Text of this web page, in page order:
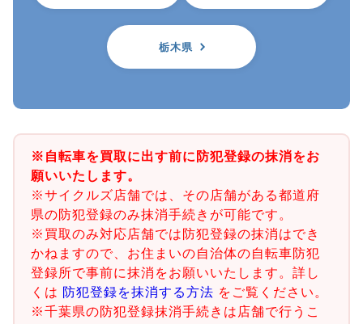
栃木県
※自転車を買取に出す前に防犯登録の抹消をお
願いいたします。
※サイクルズ店舗では、その店舗がある都道府
県の防犯登録のみ抹消手続きが可能です。
※買取のみ対応店舗では防犯登録の抹消はでき
かねますので、お住まいの自治体の自転車防犯
登録所で事前に抹消をお願いいたします。詳し
くは 防犯登録を抹消する方法 をご覧ください。
※千葉県の防犯登録抹消手続きは店舗で行うこ